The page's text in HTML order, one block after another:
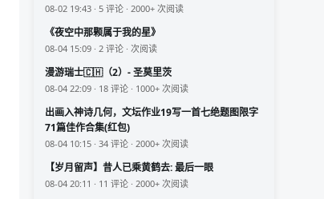
08-02 19:43 · 5 评论 · 2000+ 次阅读
《夜空中那颗属于我的星》
08-04 15:09 · 2 评论 · 次阅读
漫游瑞士🇨🇭（2）- 圣莫里茨
08-04 22:09 · 18 评论 · 1000+ 次阅读
出画入神诗几何，文坛作业19写一首七绝题图限字
71篇佳作合集(红包)
08-04 10:15 · 34 评论 · 2000+ 次阅读
【岁月留声】昔人已乘黄鹤去: 最后一眼
08-04 20:11 · 11 评论 · 2000+ 次阅读